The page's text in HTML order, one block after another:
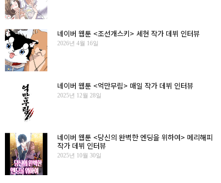
네이버 웹툰 <조선개스키> 세현 작가 데뷔 인터뷰
2026년 4월 16일
네이버 웹툰 <억만무림> 매일 작가 데뷔 인터뷰
2025년 12월 28일
네이버 웹툰 <당신의 완벽한 엔딩을 위하여> 메리해피
작가 데뷔 인터뷰
2025년 10월 30일